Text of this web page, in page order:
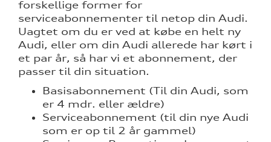
forskellige former for
serviceabonnementer til netop din Audi.
Uagtet om du er ved at købe en helt ny
Audi, eller om din Audi allerede har kørt i
et par år, så har vi et abonnement, der
passer til din situation.
Basisabonnement (Til din Audi, som
er 4 mdr. eller ældre)
Serviceabonnement (til din nye Audi
som er op til 2 år gammel)